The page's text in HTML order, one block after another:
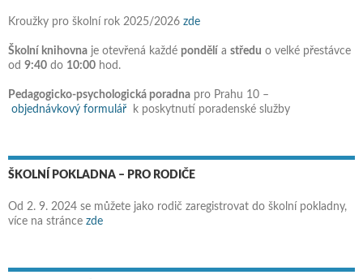
Kroužky pro školní rok 2025/2026 zde
Školní knihovna je otevřená každé pondělí a středu o velké přestávce
od 9:40 do 10:00 hod.
Pedagogicko-psychologická poradna pro Prahu 10 –
objednávkový formulář k poskytnutí poradenské služby
ŠKOLNÍ POKLADNA – PRO RODIČE
Od 2. 9. 2024 se můžete jako rodič zaregistrovat do školní pokladny,
více na stránce zde